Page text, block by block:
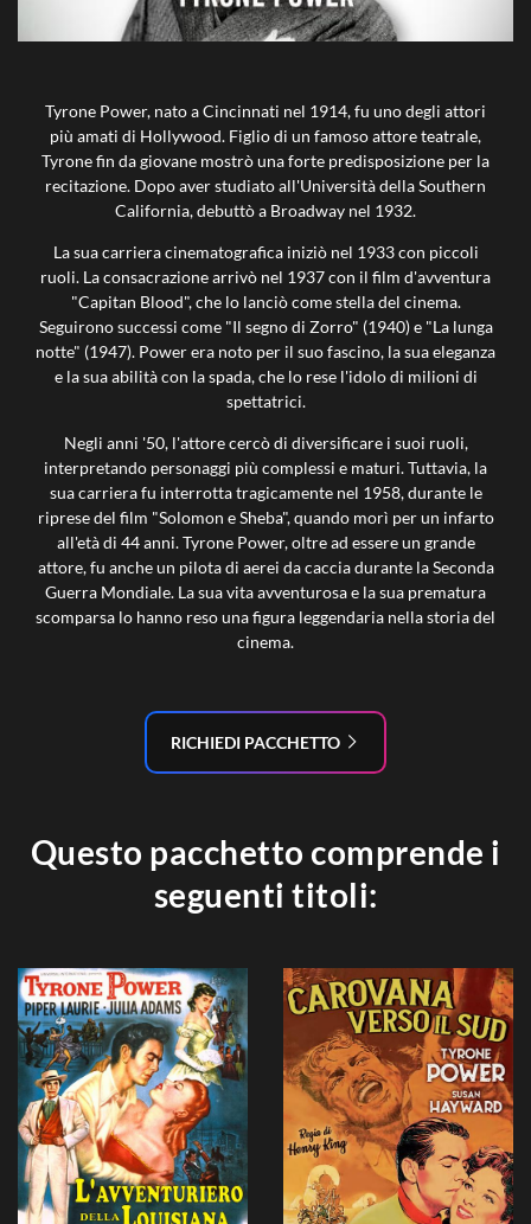
Tyrone Power, nato a Cincinnati nel 1914, fu uno degli attori
più amati di Hollywood. Figlio di un famoso attore teatrale,
Tyrone fin da giovane mostrò una forte predisposizione per la
recitazione. Dopo aver studiato all'Università della Southern
California, debuttò a Broadway nel 1932.
La sua carriera cinematografica iniziò nel 1933 con piccoli
ruoli. La consacrazione arrivò nel 1937 con il film d'avventura
"Capitan Blood", che lo lanciò come stella del cinema.
Seguirono successi come "Il segno di Zorro" (1940) e "La lunga
notte" (1947). Power era noto per il suo fascino, la sua eleganza
e la sua abilità con la spada, che lo rese l'idolo di milioni di
spettatrici.
Negli anni '50, l'attore cercò di diversificare i suoi ruoli,
interpretando personaggi più complessi e maturi. Tuttavia, la
sua carriera fu interrotta tragicamente nel 1958, durante le
riprese del film "Solomon e Sheba", quando morì per un infarto
all'età di 44 anni. Tyrone Power, oltre ad essere un grande
attore, fu anche un pilota di aerei da caccia durante la Seconda
Guerra Mondiale. La sua vita avventurosa e la sua prematura
scomparsa lo hanno reso una figura leggendaria nella storia del
cinema.
RICHIEDI PACCHETTO
Questo pacchetto comprende i
seguenti titoli: